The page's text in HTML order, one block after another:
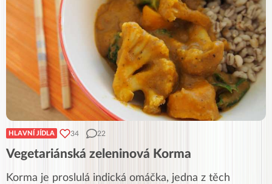
HLAVNÍ JÍDLA 34 22
Vegetariánská zeleninová Korma
Korma je proslulá indická omáčka, jedna z těch